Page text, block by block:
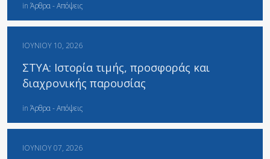
in Άρθρα - Απόψεις
ΙΟΥΝΊΟΥ 10, 2026
ΣΤΥΑ: Ιστορία τιμής, προσφοράς και
διαχρονικής παρουσίας
in Άρθρα - Απόψεις
ΙΟΥΝΊΟΥ 07, 2026